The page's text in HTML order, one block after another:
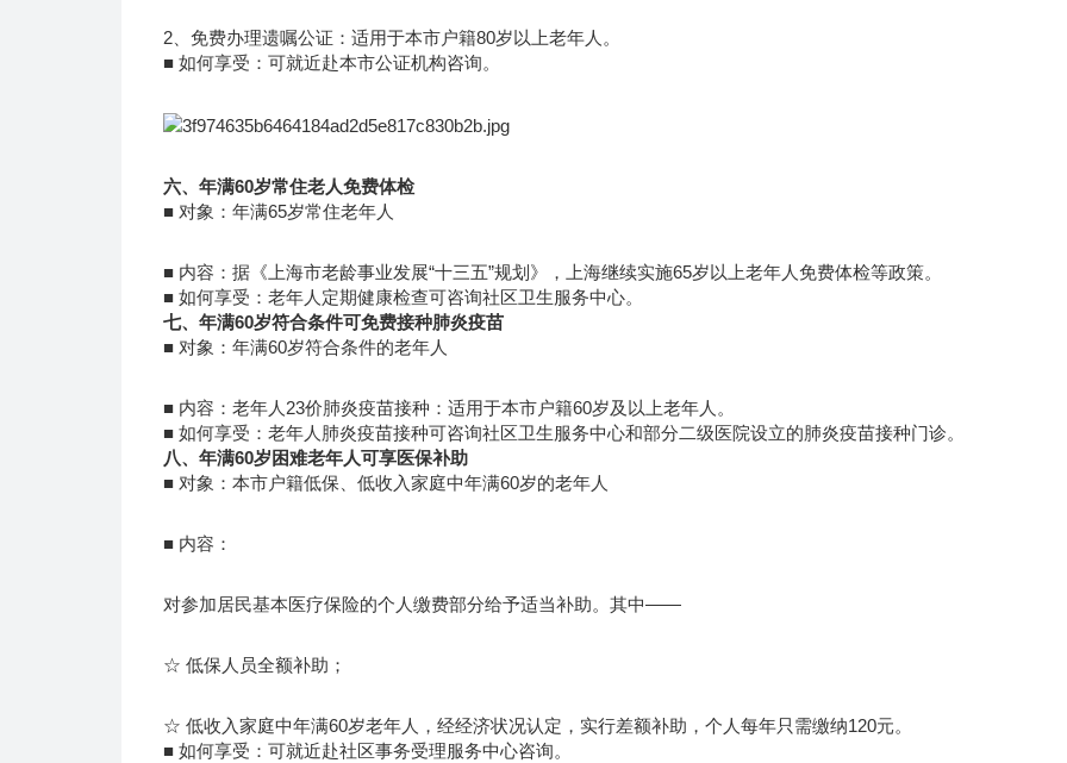
2、免费办理遗嘱公证：适用于本市户籍80岁以上老年人。
■ 如何享受：可就近赴本市公证机构咨询。
六、年满60岁常住老人免费体检
■ 对象：年满65岁常住老年人
■ 内容：据《上海市老龄事业发展“十三五”规划》，上海继续实施65岁以上老年人免费体检等政策。
■ 如何享受：老年人定期健康检查可咨询社区卫生服务中心。
七、年满60岁符合条件可免费接种肺炎疫苗
■ 对象：年满60岁符合条件的老年人
■ 内容：老年人23价肺炎疫苗接种：适用于本市户籍60岁及以上老年人。
■ 如何享受：老年人肺炎疫苗接种可咨询社区卫生服务中心和部分二级医院设立的肺炎疫苗接种门诊。
八、年满60岁困难老年人可享医保补助
■ 对象：本市户籍低保、低收入家庭中年满60岁的老年人
■ 内容：
对参加居民基本医疗保险的个人缴费部分给予适当补助。其中——
☆ 低保人员全额补助；
☆ 低收入家庭中年满60岁老年人，经经济状况认定，实行差额补助，个人每年只需缴纳120元。
■ 如何享受：可就近赴社区事务受理服务中心咨询。